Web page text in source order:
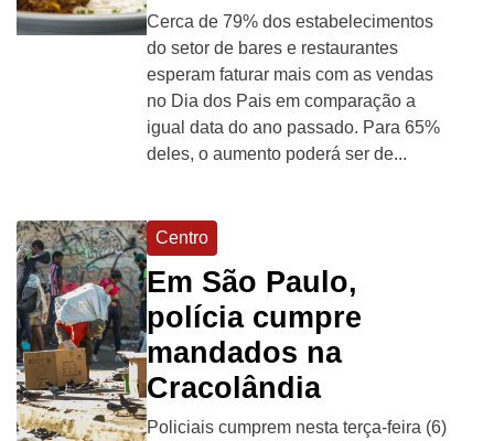
Cerca de 79% dos estabelecimentos
do setor de bares e restaurantes
esperam faturar mais com as vendas
no Dia dos Pais em comparação a
igual data do ano passado. Para 65%
deles, o aumento poderá ser de...
Centro
Em São Paulo,
polícia cumpre
mandados na
Cracolândia
Policiais cumprem nesta terça-feira (6)